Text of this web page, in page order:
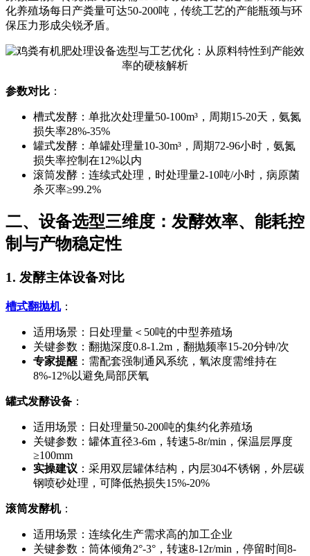
化养殖场每日产粪量可达50-200吨，传统工艺的产能瓶颈与环
保压力形成尖锐矛盾。
参数对比 ：
槽式发酵：单批次处理量50-100m³，周期15-20天，氨氮
损失率28%-35%
罐式发酵：单罐处理量10-30m³，周期72-96小时，氨氮
损失率控制在12%以内
滚筒发酵：连续式处理，时处理量2-10吨/小时，病原菌
杀灭率≥99.2%
二、设备选型三维度：发酵效率、能耗控
制与产物稳定性
1. 发酵主体设备对比
槽式翻抛机：
适用场景：日处理量＜50吨的中型养殖场
关键参数：翻抛深度0.8-1.2m，翻抛频率15-20分钟/次
专家提醒 ：需配套强制通风系统，氧浓度需维持在
8%-12%以避免局部厌氧
罐式发酵设备 ：
适用场景：日处理量50-200吨的集约化养殖场
关键参数：罐体直径3-6m，转速5-8r/min，保温层厚度
≥100mm
实操建议 ：采用双层罐体结构，内层304不锈钢，外层碳
钢喷砂处理，可降低热损失15%-20%
滚筒发酵机：
适用场景：连续化生产需求高的加工企业
关键参数：筒体倾角2°-3°，转速8-12r/min，停留时间8-